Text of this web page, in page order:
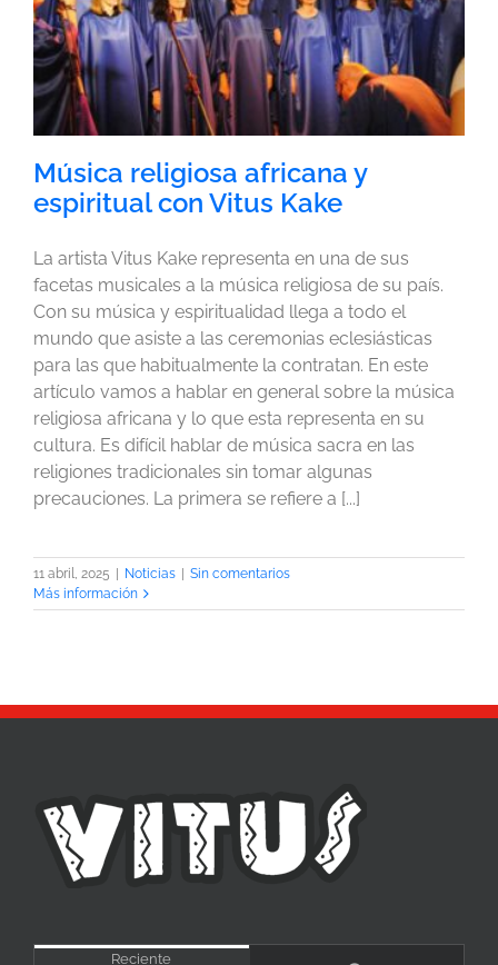
Música religiosa africana y
espiritual con Vitus Kake
La artista Vitus Kake representa en una de sus
facetas musicales a la música religiosa de su país.
Con su música y espiritualidad llega a todo el
mundo que asiste a las ceremonias eclesiásticas
para las que habitualmente la contratan. En este
artículo vamos a hablar en general sobre la música
religiosa africana y lo que esta representa en su
cultura. Es difícil hablar de música sacra en las
religiones tradicionales sin tomar algunas
precauciones. La primera se refiere a [...]
11 abril, 2025 Noticias
Sin comentarios
Más información
Reciente